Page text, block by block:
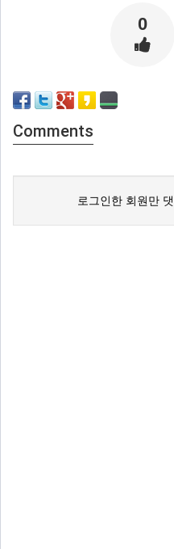
0
Comments
로그인한 회원만